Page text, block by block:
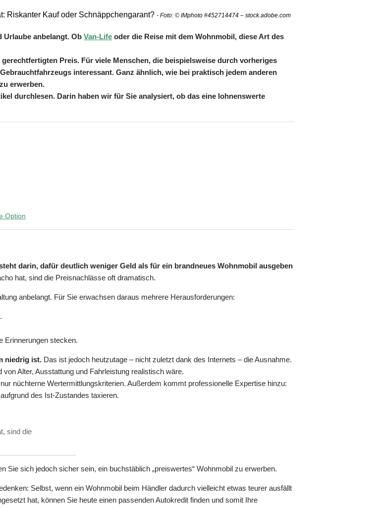
Riskanter Kauf oder Schnäppchengarant? - Foto: © IMphoto #452714474 – stock.adobe.com
Urlaube anbelangt. Ob Van-Life oder die Reise mit dem Wohnmobil, diese Art des
Preis. Für viele Menschen, die beispielsweise durch vorheriges
interessant. Ganz ähnlich, wie bei praktisch jedem anderen
erwerben.
durchlesen. Darin haben wir für Sie analysiert, ob das eine lohnenswerte
Option
darin, dafür deutlich weniger Geld als für ein brandneues Wohnmobil ausgeben
hat, sind die Preisnachlässe oft dramatisch.
anbelangt. Für Sie erwachsen daraus mehrere Herausforderungen:
Erinnerungen stecken.
niedrig ist. Das ist jedoch heutzutage – nicht zuletzt dank des Internets – die Ausnahme.
Alter, Ausstattung und Fahrleistung realistisch wäre.
nüchterne Wertermittlungskriterien. Außerdem kommt professionelle Expertise hinzu:
des Ist-Zustandes taxieren.
sind die
sich jedoch sicher sein, ein buchstäblich „preiswertes“ Wohnmobil zu erwerben.
Selbst, wenn ein Wohnmobil beim Händler dadurch vielleicht etwas teurer ausfällt
hat, können Sie heute einen passenden Autokredit finden und somit Ihre